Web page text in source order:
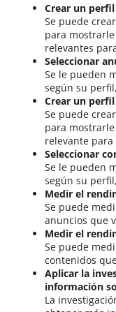
Crear un
Se puede
para
relevantes
Seleccionar
Se le pueden
según su
Crear un
Se puede
para
relevante para
Seleccionar
Se le pueden
según su
Medir el
Se puede
anuncios que
Medir el
Se puede
contenidos
Aplicar la
información
La